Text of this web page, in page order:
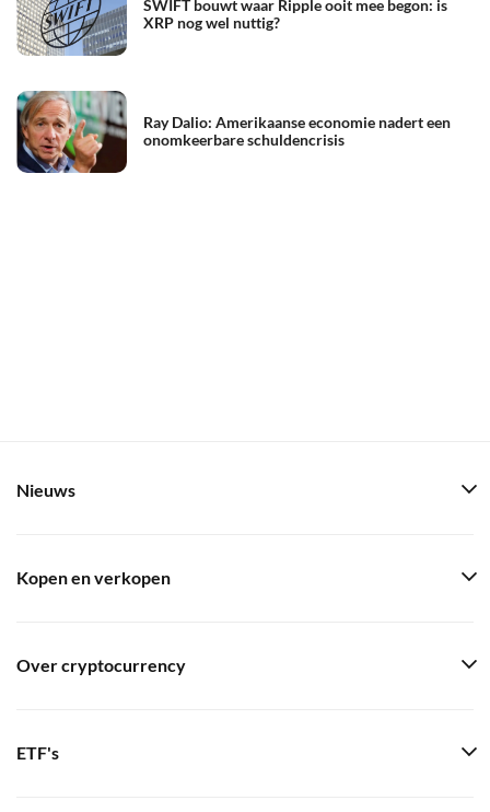
SWIFT bouwt waar Ripple ooit mee begon: is
XRP nog wel nuttig?
Ray Dalio: Amerikaanse economie nadert een
onomkeerbare schuldencrisis
Nieuws
Kopen en verkopen
Over cryptocurrency
ETF's